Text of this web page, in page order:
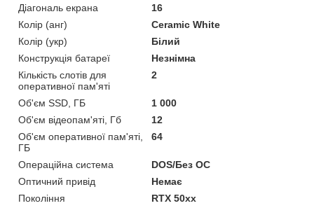
Діагональ екрана
16
Колір (анг)
Ceramic White
Колір (укр)
Білий
Конструкція батареї
Незнімна
Кількість слотів для
оперативної пам'яті
2
Об'єм SSD, ГБ
1 000
Об'єм відеопам'яті, Гб
12
Об'єм оперативної пам'яті,
ГБ
64
Операційна система
DOS/Без ОС
Оптичний привід
Немає
Покоління
RTX 50xx